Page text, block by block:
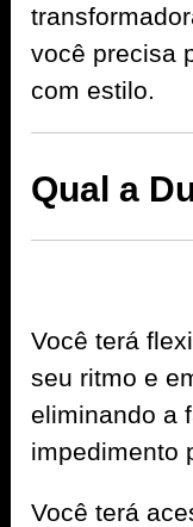
você precisa
com estilo.
Qual a
Você terá
seu ritmo e
eliminando a
impedimento
Você terá